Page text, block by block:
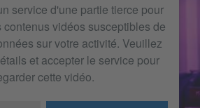
service d'une partie tierce pour
contenus vidéos susceptibles de
sur votre activité. Veuillez
et accepter le service pour
cette vidéo.